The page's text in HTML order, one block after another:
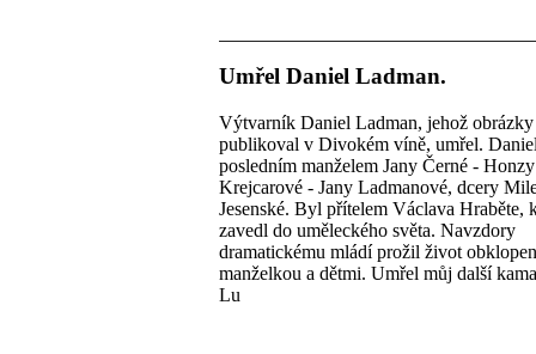
Umřel Daniel Ladman.
Výtvarník Daniel Ladman, jehož obrázky
publikoval v Divokém víně, umřel.
posledním manželem Jany Černé - Honzy
Krejcarové - Jany Ladmanové, dcery
Jesenské. Byl přítelem Václava Hraběte,
zavedl do uměleckého světa. Navzdory
dramatickému mládí prožil život
manželkou a dětmi. Umřel můj další
Lu